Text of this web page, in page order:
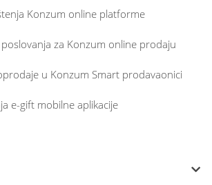
Konzum online platforme
za Konzum online prodaju
u Konzum Smart prodavaonici
e-gift mobilne aplikacije